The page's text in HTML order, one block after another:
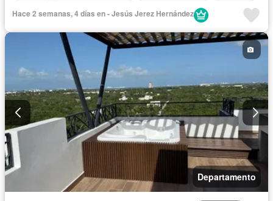
Cocina equipada
Conserje
Gimnasio
Jardín Despacho
Recámara con closet
Televisión por cable
Zonas verdes
Permite niños
Solo familias
Completamente amueblado
Hace 2 semanas, 4 días en - Jesús Jerez Hernández
Departamento